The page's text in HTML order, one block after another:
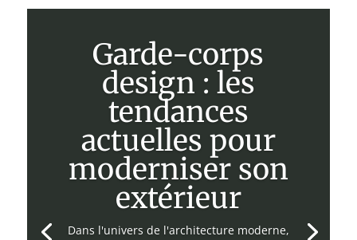
Garde-corps
design : les
tendances
actuelles pour
moderniser son
extérieur
Dans l'univers de l'architecture moderne,